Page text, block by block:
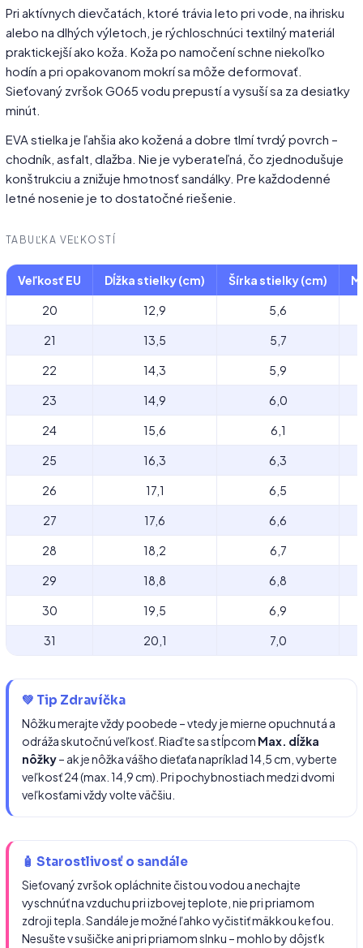
Pri aktívnych dievčatách, ktoré trávia leto pri vode, na ihrisku
alebo na dlhých výletoch, je rýchloschnúci textilný materiál
praktickejší ako koža. Koža po namočení schne niekoľko
hodín a pri opakovanom mokrí sa môže deformovať.
Sieťovaný zvršok G065 vodu prepustí a vysuší sa za desiatky
minút.
EVA stielka je ľahšia ako kožená a dobre tlmí tvrdý povrch –
chodník, asfalt, dlažba. Nie je vyberateľná, čo zjednodušuje
konštrukciu a znižuje hmotnosť sandálky. Pre každodenné
letné nosenie je to dostatočné riešenie.
TABUĽKA VEĽKOSTÍ
Veľkosť EU Dĺžka stielky (cm) Šírka stielky (cm)
20 12,9 5,6
21 13,5 5,7
22 14,3 5,9
23 14,9 6,0
24 15,6 6,1
25 16,3 6,3
26 17,1 6,5
27 17,6 6,6
28 18,2 6,7
29 18,8 6,8
30 19,5 6,9
31 20,1 7,0
💚 Tip Zdravíčka
Nôžku merajte vždy poobede – vtedy je mierne opuchnutá a
odráža skutočnú veľkosť. Riaďte sa stĺpcom Max. dĺžka
nôžky– ak je nôžka vášho dieťaťa napríklad 14,5 cm, vyberte
veľkosť 24 (max. 14,9 cm). Pri pochybnostiach medzi dvomi
veľkosťami vždy volte väčšiu.
🧴 Starostlivosť o sandále
Sieťovaný zvršok opláchnite čistou vodou a nechajte
vyschnúť na vzduchu pri izbovej teplote, nie pri priamom
zdroji tepla. Sandále je možné ľahko vyčistiť mäkkou kefou.
Nesušte v sušičke ani pri priamom slnku – mohlo by dôjsť k